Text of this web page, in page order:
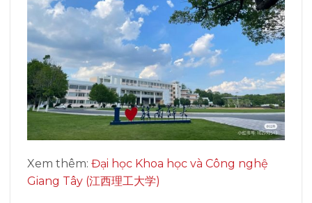
Xem thêm: Đại học Khoa học và Công nghệ
Giang Tây (江西理工大学)